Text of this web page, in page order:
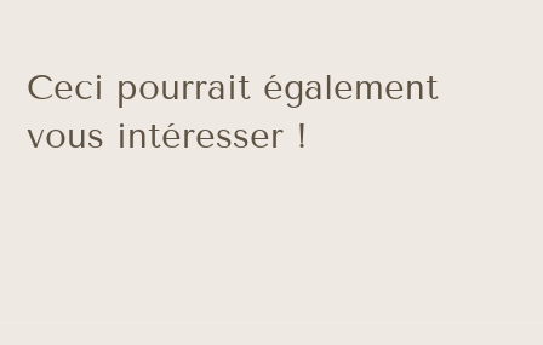
Ceci pourrait également
vous intéresser !